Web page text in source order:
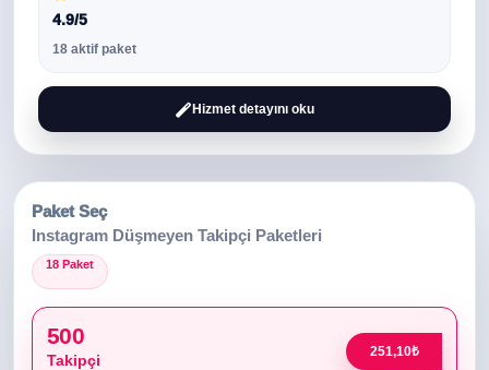
4.9/5
18 aktif paket
Hizmet detayını oku
Paket Seç
Instagram Düşmeyen Takipçi Paketleri
18 Paket
500
Takipçi 251,10₺